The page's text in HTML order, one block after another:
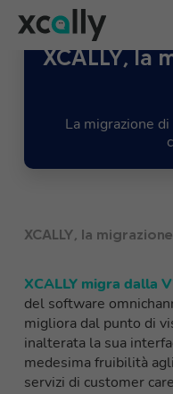
XCALLY, la
La migrazione
XCALLY, la
XCALLY migra dalla
del software
migliora dal punto di
inalterata la sua
medesima fruibilità
servizi di customer